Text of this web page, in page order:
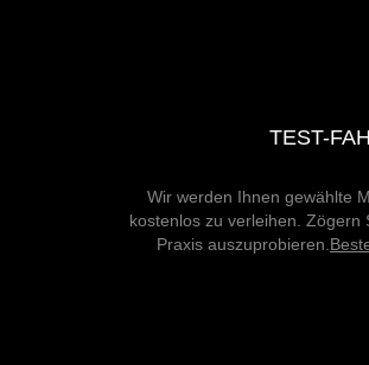
TEST-
Wir werden Ihnen gewählte
kostenlos zu verleihen. Zögern
Praxis auszuprobieren.